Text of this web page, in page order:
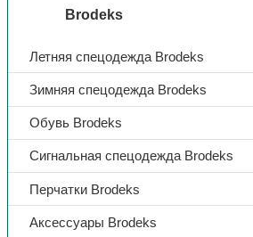
Brodeks
Летняя спецодежда Brodeks
Зимняя спецодежда Brodeks
Обувь Brodeks
Сигнальная спецодежда Brodeks
Перчатки Brodeks
Аксессуары Brodeks